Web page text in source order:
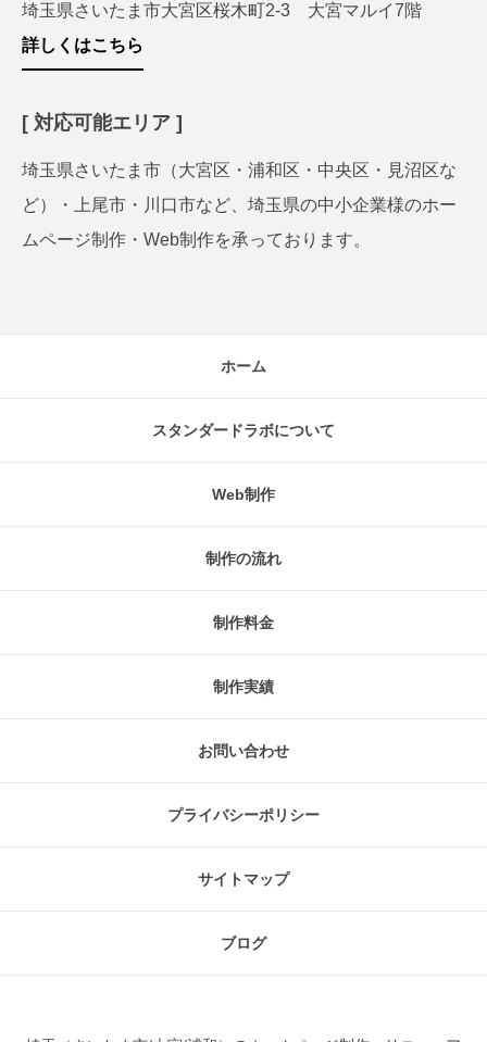
埼玉県さいたま市大宮区桜木町2-3 大宮マルイ7階
詳しくはこちら
[ 対応可能エリア ]
埼玉県さいたま市（大宮区・浦和区・中央区・見沼区な
ど）・上尾市・川口市など、埼玉県の中小企業様のホー
ムページ制作・Web制作を承っております。
ホーム
スタンダードラボについて
Web制作
制作の流れ
制作料金
制作実績
お問い合わせ
プライバシーポリシー
サイトマップ
ブログ